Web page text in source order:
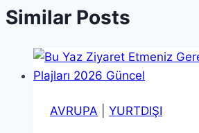
Similar Posts
AVRUPA YURTDIŞI